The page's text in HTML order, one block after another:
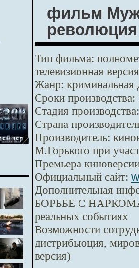
фильм
революция
Тип фильма:
телевизионная
Жанр: криминальная
Сроки производства:
Стадия производства:
Страна
Производитель:
М.Горького при
Премьера
Официальный сайт:
Дополнительная
БОРЬБЕ С
реальных событиях
Возможности
дистрибьюция,
версия)